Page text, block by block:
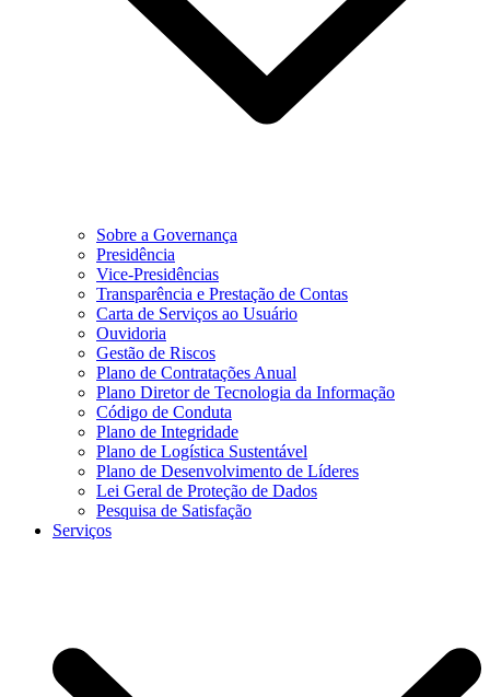
Sobre a Governança
Presidência
Vice-Presidências
Transparência e Prestação de Contas
Carta de Serviços ao Usuário
Ouvidoria
Gestão de Riscos
Plano de Contratações Anual
Plano Diretor de Tecnologia da Informação
Código de Conduta
Plano de Integridade
Plano de Logística Sustentável
Plano de Desenvolvimento de Líderes
Lei Geral de Proteção de Dados
Pesquisa de Satisfação
Serviços